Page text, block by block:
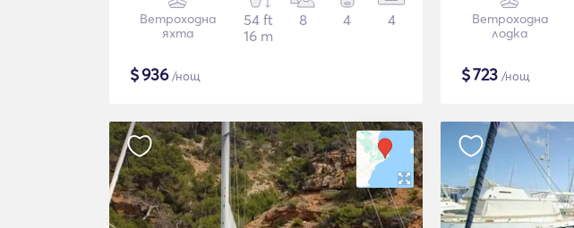
Ветроходна
яхта
54 ft
16 m
8 4 4
$936/нощ
Ветроходна
лодка
$723 /нощ